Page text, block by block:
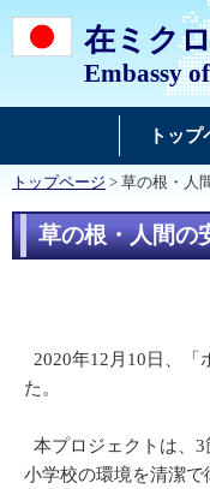
在ミク
Embassy
トッ
トップページ > 草の根・人
草の根・人間の
2020年12月10日、「
た。
本プロジェクトは、
小学校の環境を清潔で